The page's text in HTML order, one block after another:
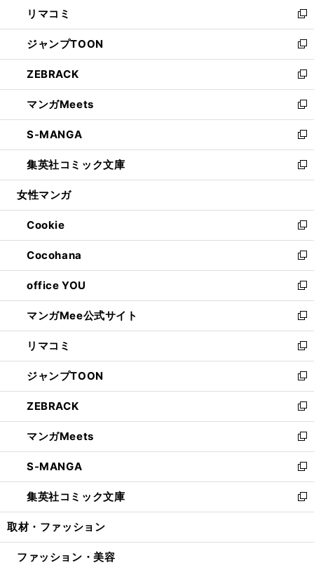
で
開
く
ド
ウ
で
開
く
ィ
ン
ド
ウ
で
開
く
い
ウ
ィ
ン
ド
ウ
で
開
く
リマコミ
新
し
い
ウ
ィ
ン
ド
ウ
で
開
く
ジャンプTOON
新
し
い
ウ
ィ
ン
ド
ウ
で
開
ZEBRACK
新
し
い
ウ
ィ
ン
ド
ウ
開
く
マンガMeets
新
し
い
ウ
ィ
ン
ウ
で
開
く
S-MANGA
新
し
い
ウ
ン
ド
ウ
で
開
く
集英社コミック文庫
新
し
ウ
ィ
ン
ド
ウ
で
開
く
女性マンガ
Cookie
新
し
い
ウ
ィ
ン
ド
ウ
で
開
く
Cocohana
新
し
い
ウ
ィ
ン
ド
ウ
で
開
く
office YOU
新
し
い
ウ
ィ
ン
ド
ウ
で
開
く
マンガMee公式サイト
新
し
い
ウ
ィ
ン
ド
ウ
で
開
く
リマコミ
新
し
い
ウ
ィ
ン
ド
ウ
で
開
く
ジャンプTOON
新
し
い
ウ
ィ
ン
ド
ウ
で
開
ZEBRACK
新
し
い
ウ
ィ
ン
ド
ウ
開
マンガMeets
新
し
い
ウ
ィ
ン
ウ
S-MANGA
新
し
い
ウ
ン
集英社コミック文庫
新
し
ウ
取材・ファッション
ファッション・美容